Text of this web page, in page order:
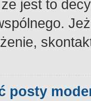
jest to
posty